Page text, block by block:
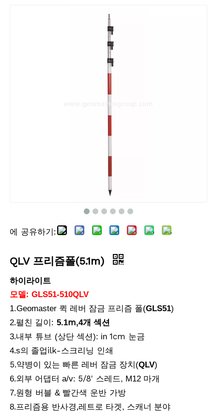
프리미어 프리즘 어셈블리(GPR113)
프리미어 프리즘 어셈블리(GPR1)
에 공유하기:
QLV 프리즘폴(5.1m)
하이라이트
모델: GLS51-510QLV
1.Geomaster 퀵 레버 잠금 프리즘 폴(GLS51)
2.펼친 길이: 5.1m,4개 섹션
3.내부 튜브 (상단 섹션): in 1cm 눈금
4.s의 졸업ilk-스크리닝 인쇄
5.약병이 있는 빠른 레버 잠금 장치(QLV)
6.외부 어댑터 a/v: 5/8' 스레드, M12 마개
7.원형 버블 & 빨간색 운반 가방
8.프리즘용 반사경,레트로 타겟, 스캐너 분야